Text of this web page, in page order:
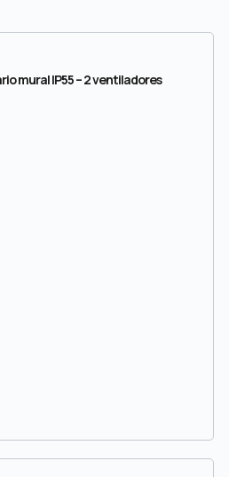
mural IP55 – 2 ventiladores